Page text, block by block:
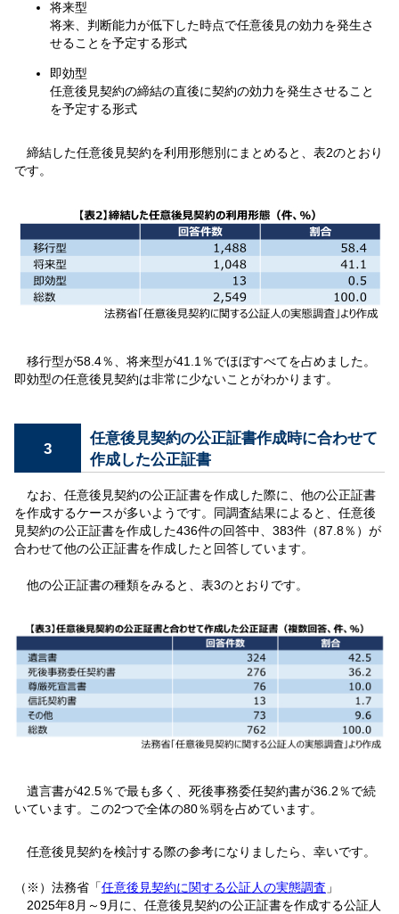
将来型
将来、判断能力が低下した時点で任意後見の効力を発生さ
せることを予定する形式
即効型
任意後見契約の締結の直後に契約の効力を発生させること
を予定する形式
締結した任意後見契約を利用形態別にまとめると、表2のとおり
です。
移行型が58.4％、将来型が41.1％でほぼすべてを占めました。
即効型の任意後見契約は非常に少ないことがわかります。
3
任意後見契約の公正証書作成時に合わせて
作成した公正証書
なお、任意後見契約の公正証書を作成した際に、他の公正証書
を作成するケースが多いようです。同調査結果によると、任意後
見契約の公正証書を作成した436件の回答中、383件（87.8％）が
合わせて他の公正証書を作成したと回答しています。
他の公正証書の種類をみると、表3のとおりです。
遺言書が42.5％で最も多く、死後事務委任契約書が36.2％で続
いています。この2つで全体の80％弱を占めています。
任意後見契約を検討する際の参考になりましたら、幸いです。
（※）法務省「任意後見契約に関する公証人の実態調査 」
2025年8月～9月に、任意後見契約の公正証書を作成する公証人